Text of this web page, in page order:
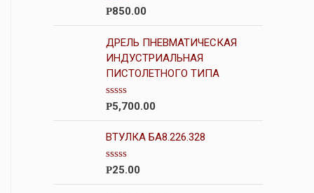
з
5
О
н
к
а
0
з
5
Р850.00
ДРЕЛЬ ПНЕВМАТИЧЕСКАЯ
ИНДУСТРИАЛЬНАЯ
ПИСТОЛЕТНОГО ТИПА
О
н
а
0
Р5,700.00
ВТУЛКА БА8.226.328
О
Р25.00